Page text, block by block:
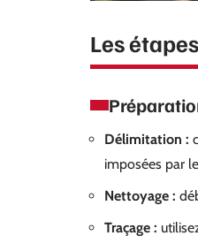
Les
Délimitation :
imposées par
Nettoyage :
Traçage :